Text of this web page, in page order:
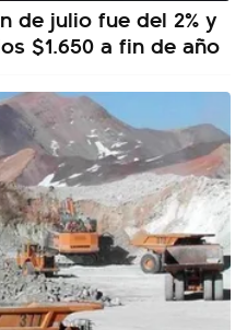
de julio fue del 2% y
$1.650 a fin de año